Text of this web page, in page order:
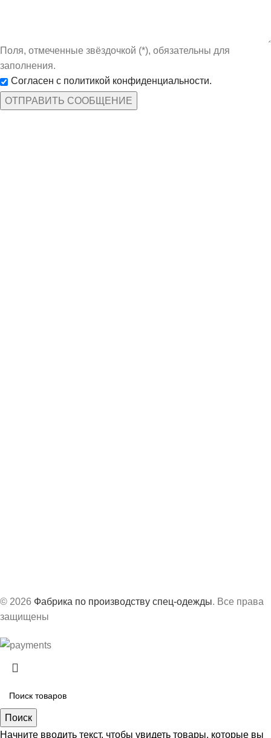
Поля, отмеченные звёздочкой (*), обязательны для
заполнения.
Согласен с политикой конфиденциальности.
© 2026 Фабрика по производству спец-одежды. Все права
защищены
Поиск
Начните вводить текст, чтобы увидеть товары, которые вы